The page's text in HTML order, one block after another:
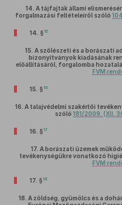
14. A tájfajták állami
forgalmazási feltételeiről szóló
14. § 15
15. A szőlészeti és a borászati
bizonyítványok kiadásának
előállításáról, forgalomba
FVM
15. § 16
16. A talajvédelmi szakértői
szóló 181/2009. (XII.
16. § 17
17. A borászati üzemek
tevékenységükre vonatkozó
FVM
17. § 18
18. A zöldség, gyümölcs és a